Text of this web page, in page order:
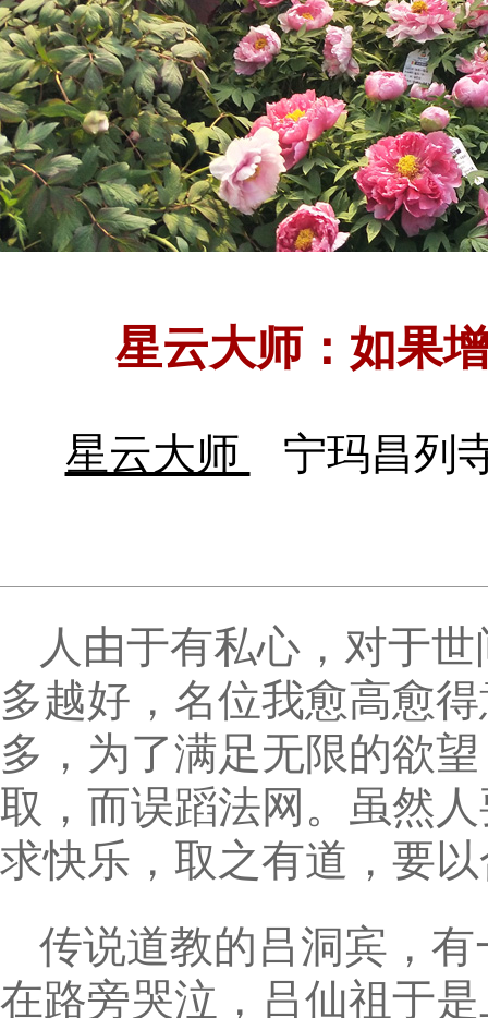
星云大师：如果
星云大师 宁玛昌列
人由于有私心，对于
多越好，名位我愈高愈
多，为了满足无限的欲
取，而误蹈法网。虽然
求快乐，取之有道，要
传说道教的吕洞宾，
在路旁哭泣，吕仙祖于